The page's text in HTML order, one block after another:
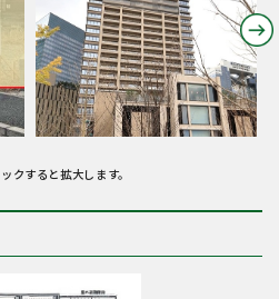
クすると拡大します。